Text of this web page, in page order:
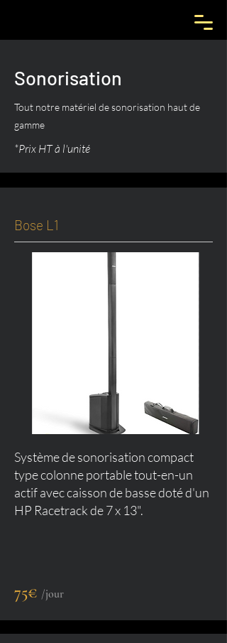
Sonorisation
Tout notre matériel de sonorisation haut de
gamme
*Prix HT à l'unité
Bose L1
Système de sonorisation compact
type colonne portable tout-en-un
actif avec caisson de basse doté d'un
HP Racetrack de 7 x 13".
75€ /jour